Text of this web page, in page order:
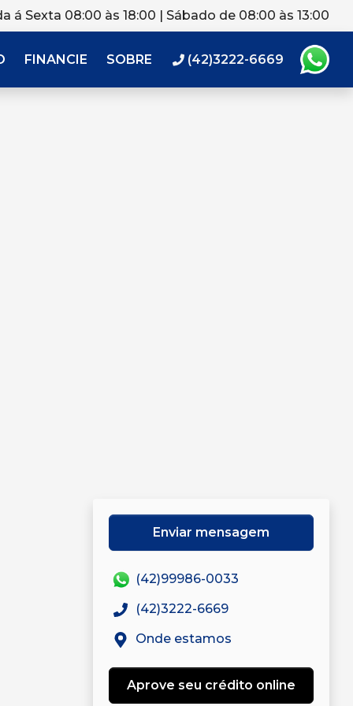
á Sexta 08:00 às 18:00 | Sábado de 08:00 às 13:00
FINANCIE SOBRE (42)3222-6669
Enviar mensagem
(42)99986-0033
(42)3222-6669
Onde estamos
Aprove seu crédito online